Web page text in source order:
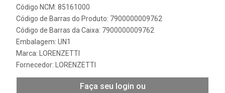
Código NCM: 85161000
Código de Barras do Produto: 7900000009762
Código de Barras da Caixa: 7900000009762
Embalagem: UN1
Marca:
LORENZETTI
Fornecedor:
LORENZETTI
Faça seu login ou